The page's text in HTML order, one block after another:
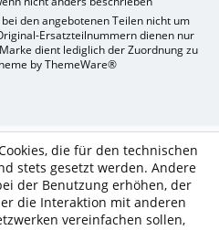
den angebotenen Teilen nicht um
Ersatzteilnummern dienen nur
dient lediglich der Zuordnung zu
byThemeWare®
die für den technischen
stets gesetzt werden. Andere
der Benutzung erhöhen, der
die Interaktion mit anderen
vereinfachen sollen,